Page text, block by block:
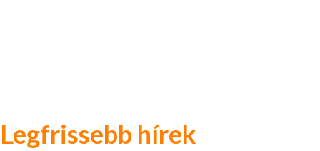
Legfrissebb hírek